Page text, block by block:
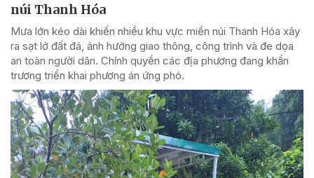
núi Thanh Hóa
Mưa lớn kéo dài khiến nhiều khu vực miền núi Thanh Hóa xảy
ra sạt lở đất đá, ảnh hưởng giao thông, công trình và đe dọa
an toàn người dân. Chính quyền các địa phương đang khẩn
trương triển khai phương án ứng phó.